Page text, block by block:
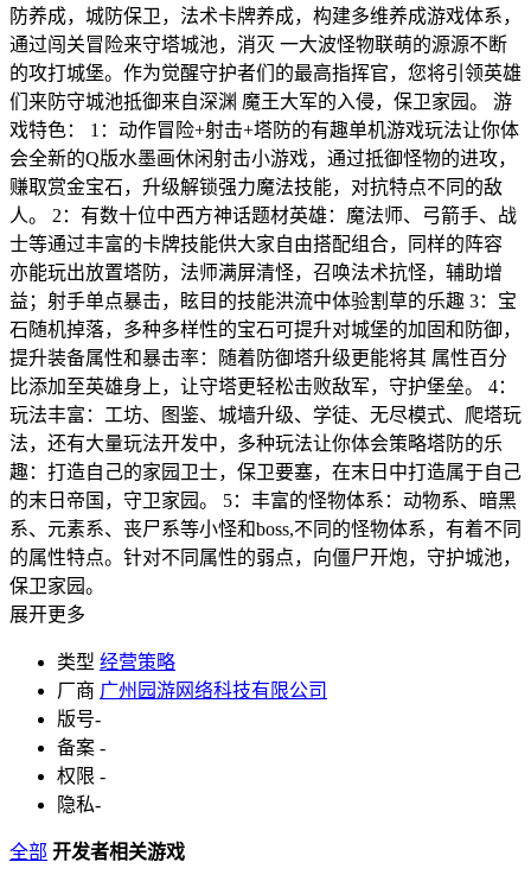
防养成，城防保卫，法术卡牌养成，构建多维养成游戏体系，
通过闯关冒险来守塔城池，消灭 一大波怪物联萌的源源不断
的攻打城堡。作为觉醒守护者们的最高指挥官，您将引领英雄
们来防守城池抵御来自深渊 魔王大军的入侵，保卫家园。 游
戏特色： 1：动作冒险+射击+塔防的有趣单机游戏玩法让你体
会全新的Q版水墨画休闲射击小游戏，通过抵御怪物的进攻，
赚取赏金宝石，升级解锁强力魔法技能，对抗特点不同的敌
人。 2：有数十位中西方神话题材英雄：魔法师、弓箭手、战
士等通过丰富的卡牌技能供大家自由搭配组合，同样的阵容
亦能玩出放置塔防，法师满屏清怪，召唤法术抗怪，辅助增
益；射手单点暴击，眩目的技能洪流中体验割草的乐趣 3：宝
石随机掉落，多种多样性的宝石可提升对城堡的加固和防御，
提升装备属性和暴击率：随着防御塔升级更能将其 属性百分
比添加至英雄身上，让守塔更轻松击败敌军，守护堡垒。 4：
玩法丰富：工坊、图鉴、城墙升级、学徒、无尽模式、爬塔玩
法，还有大量玩法开发中，多种玩法让你体会策略塔防的乐
趣：打造自己的家园卫士，保卫要塞，在末日中打造属于自己
的末日帝国，守卫家园。 5：丰富的怪物体系：动物系、暗黑
系、元素系、丧尸系等小怪和boss,不同的怪物体系，有着不同
的属性特点。针对不同属性的弱点，向僵尸开炮，守护城池，
保卫家园。
展开更多
类型 经营策略
厂商 广州园游网络科技有限公司
版号-
备案 -
权限 -
隐私-
全部 开发者相关游戏